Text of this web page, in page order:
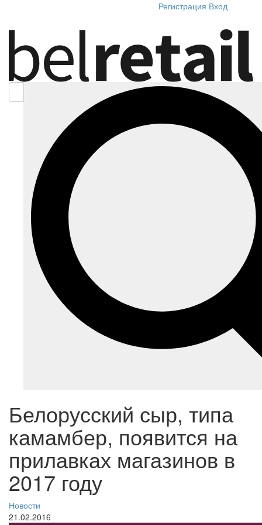
Регистрация Вход
Белорусский сыр, типа
камамбер, появится на
прилавках магазинов в
2017 году
Новости
21.02.2016